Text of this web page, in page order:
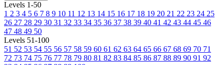
Levels 1-50
1 2 3 4 5 6 7 8 9 10 11 12 13 14 15 16 17 18 19 20 21 22 23 24 25
26 27 28 29 30 31 32 33 34 35 36 37 38 39 40 41 42 43 44 45 46
47 48 49 50
Levels 51-100
51 52 53 54 55 56 57 58 59 60 61 62 63 64 65 66 67 68 69 70 71
72 73 74 75 76 77 78 79 80 81 82 83 84 85 86 87 88 89 90 91 92